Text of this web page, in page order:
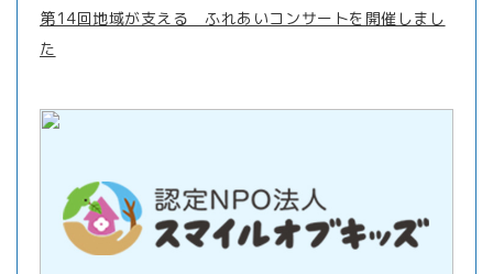
第14回地域が支える ふれあいコンサートを開催しまし
た